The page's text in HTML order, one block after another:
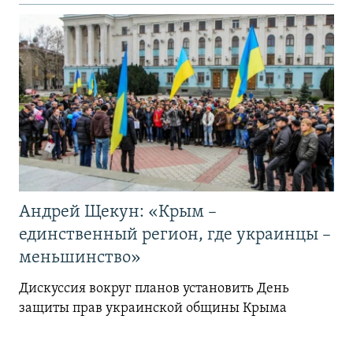
Андрей Щекун: «Крым –
единственный регион, где украинцы –
меньшинство»
Дискуссия вокруг планов установить День
защиты прав украинской общины Крыма